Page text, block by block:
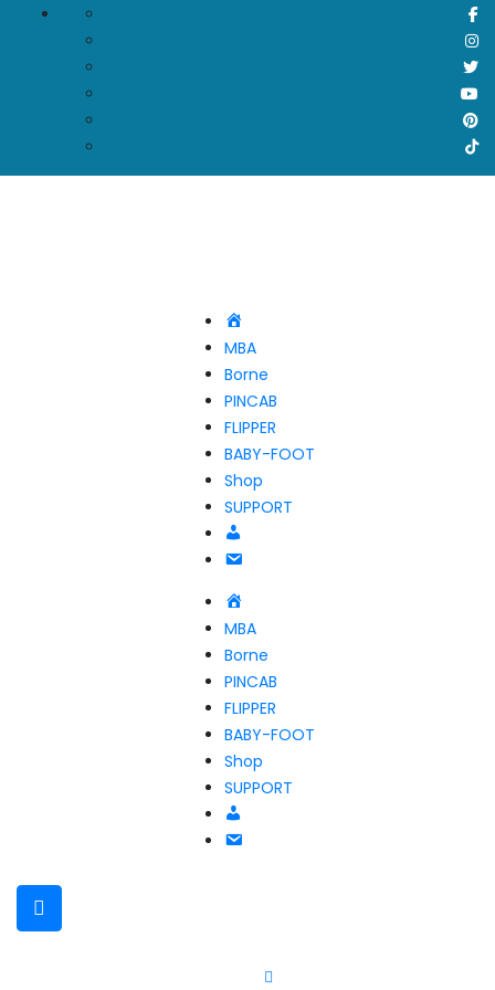
MBA
Borne
PINCAB
FLIPPER
BABY-FOOT
Shop
SUPPORT
MBA
Borne
PINCAB
FLIPPER
BABY-FOOT
Shop
SUPPORT